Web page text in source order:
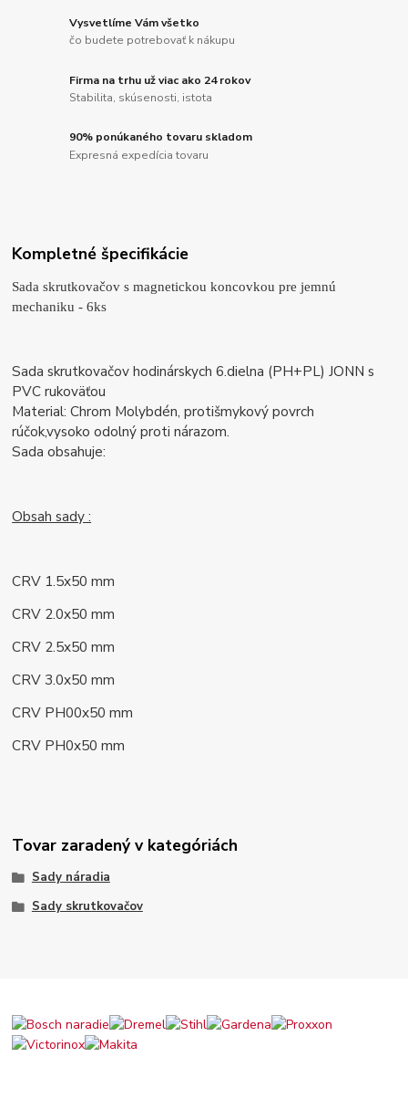
Vysvetlíme Vám všetko
čo budete potrebovať k nákupu
Firma na trhu už viac ako 24 rokov
Stabilita, skúsenosti, istota
90% ponúkaného tovaru skladom
Expresná expedícia tovaru
Kompletné špecifikácie
Sada skrutkovačov s magnetickou koncovkou pre jemnú
mechaniku - 6ks
Sada skrutkovačov hodinárskych 6.dielna (PH+PL) JONN s
PVC rukoväťou
Material: Chrom Molybdén, protišmykový povrch
rúčok,vysoko odolný proti nárazom.
Sada obsahuje:
Obsah sady :
CRV 1.5x50 mm
CRV 2.0x50 mm
CRV 2.5x50 mm
CRV 3.0x50 mm
CRV PH00x50 mm
CRV PH0x50 mm
Tovar zaradený v kategóriách
Sady náradia
Sady skrutkovačov